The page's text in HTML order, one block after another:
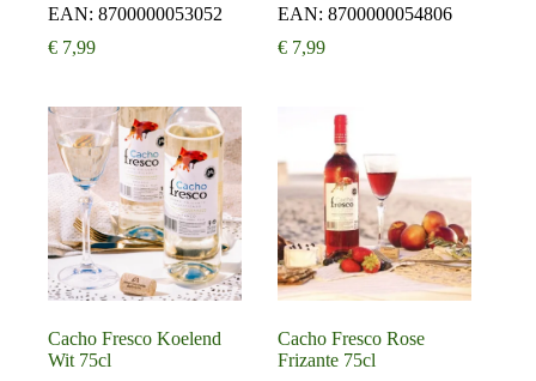
EAN: 8700000053052
€ 7,99
EAN:8700000054806
€ 7,99
Cacho Fresco Koelend
Wit 75cl
Cacho Fresco Rose
Frizante 75cl